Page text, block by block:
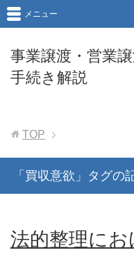
事業譲渡・営業
手続き解説
メニュー
TOP
「買収意欲」タグの
法的整理にお